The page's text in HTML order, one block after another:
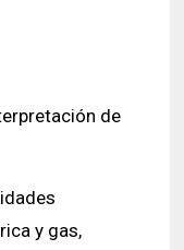
de
y gas,